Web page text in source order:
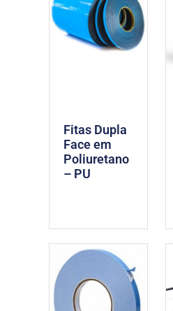
Fitas Dupla
Face em
Poliuretano
– PU